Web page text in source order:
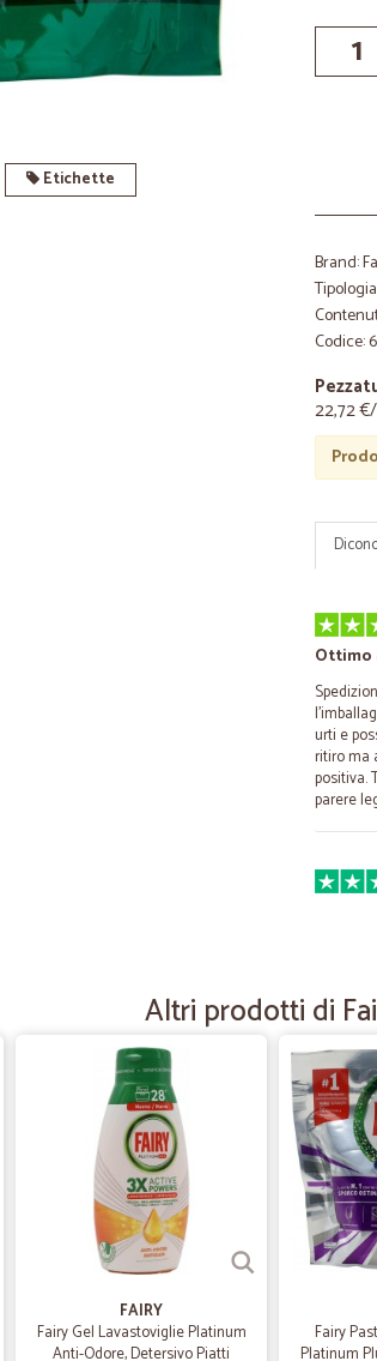
Etichette
Brand:
Codice:
22,72
Ottimo
urti e
ritiro ma
positiva.
parere
andare
portato a
Con
Con voi
tempi
tempi
Altri prodotti di
FAIRY
Fairy Gel Lavastoviglie Platinum
Anti-Odore, Detersivo Piatti
Fairy
Platinum